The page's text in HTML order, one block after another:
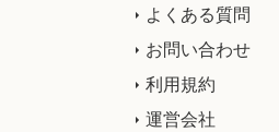
よくある質問
お問い合わせ
利用規約
運営会社